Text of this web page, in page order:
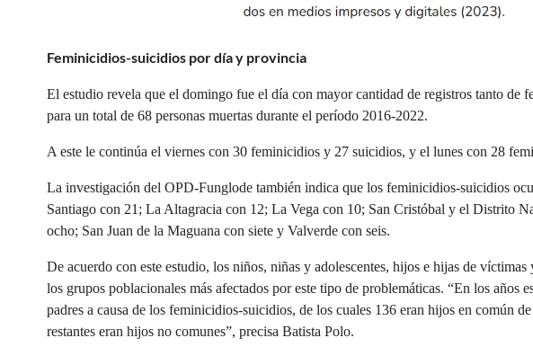
Feminicidios-suicidios por día y provincia
El estudio revela que el domingo fue el día con mayor cantidad de registros tanto de
para un total de 68 personas muertas durante el período 2016-2022.
A este le continúa el viernes con 30 feminicidios y 27 suicidios, y el lunes con 28
La investigación del OPD-Funglode también indica que los feminicidios-suicidios
Santiago con 21; La Altagracia con 12; La Vega con 10; San Cristóbal y el Distrito
ocho; San Juan de la Maguana con siete y Valverde con seis.
De acuerdo con este estudio, los niños, niñas y adolescentes, hijos e hijas de
los grupos poblacionales más afectados por este tipo de problemáticas. “En los años
padres a causa de los feminicidios-suicidios, de los cuales 136 eran hijos en común
restantes eran hijos no comunes”, precisa Batista Polo.